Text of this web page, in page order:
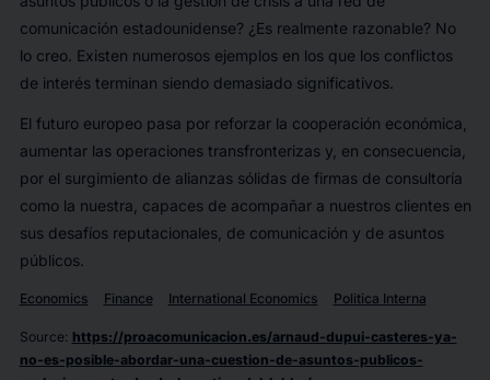
comunicación estadounidense? ¿Es realmente razonable? No
lo creo. Existen numerosos ejemplos en los que los conflictos
de interés terminan siendo demasiado significativos.
El futuro europeo pasa por reforzar la cooperación económica,
aumentar las operaciones transfronterizas y, en consecuencia,
por el surgimiento de alianzas sólidas de firmas de consultoría
como la nuestra, capaces de acompañar a nuestros clientes en
sus desafíos reputacionales, de comunicación y de asuntos
públicos.
Economics Finance International Economics Politica Interna
Source: https://proacomunicacion.es/arnaud-dupui-casteres-ya-
no-es-posible-abordar-una-cuestion-de-asuntos-publicos-